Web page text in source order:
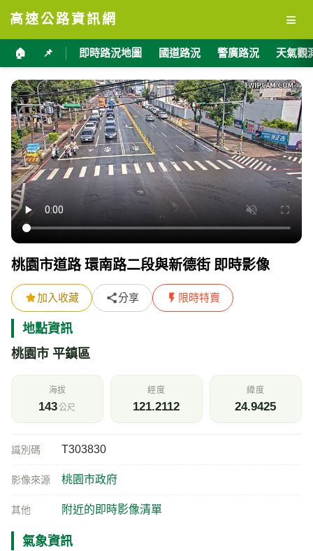
高速公路資訊網 ≡
🏠 📌 即時路況地圖 國道路況 警廣路況 天氣觀
桃園市道路 環南路二段與新德街 即時影像
加入收藏 分享 限時特賣
地點資訊
桃園市 平鎮區
海拔
143公尺
經度
121.2112
緯度
24.9425
識別碼 T303830
影像來源 桃園市政府
其他 附近的即時影像清單
氣象資訊